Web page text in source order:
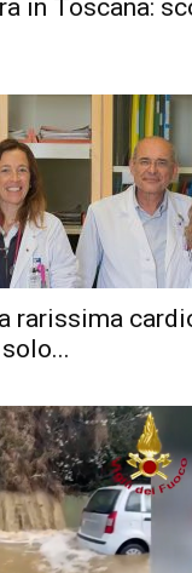
in Toscana:
rarissima